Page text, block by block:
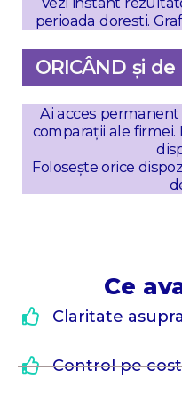
perioada doresti.
ORICÂND și
Ai acces
comparații ale
Folosește orice
Ce
Claritate
Control pe